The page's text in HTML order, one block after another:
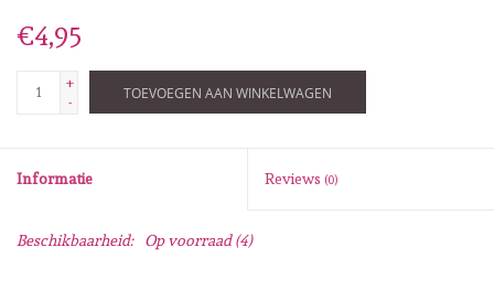
schudmateriaal
Lesia Zgharda
€4,95
+
-
TOEVOEGEN AAN WINKELWAGEN
Informatie Reviews (0)
Beschikbaarheid: Op voorraad(4)